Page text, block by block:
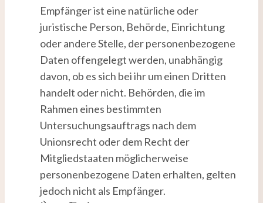
Empfänger ist eine natürliche oder
juristische Person, Behörde, Einrichtung
oder andere Stelle, der personenbezogene
Daten offengelegt werden, unabhängig
davon, ob es sich bei ihr um einen Dritten
handelt oder nicht. Behörden, die im
Rahmen eines bestimmten
Untersuchungsauftrags nach dem
Unionsrecht oder dem Recht der
Mitgliedstaaten möglicherweise
personenbezogene Daten erhalten, gelten
jedoch nicht als Empfänger.